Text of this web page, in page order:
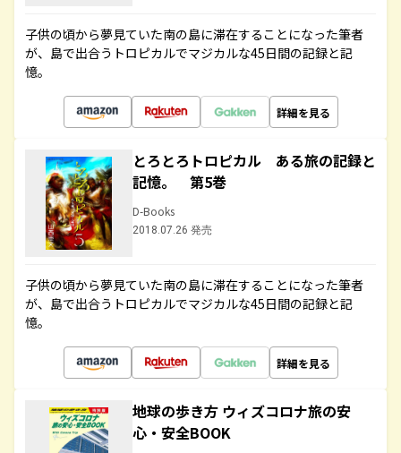
子供の頃から夢見ていた南の島に滞在することになった筆者
が、島で出合うトロピカルでマジカルな45日間の記録と記
憶。
詳細を見る
とろとろトロピカル ある旅の記録と
記憶。 第5巻
D-Books
2018.07.26 発売
子供の頃から夢見ていた南の島に滞在することになった筆者
が、島で出合うトロピカルでマジカルな45日間の記録と記
憶。
詳細を見る
地球の歩き方 ウィズコロナ旅の安
心・安全BOOK